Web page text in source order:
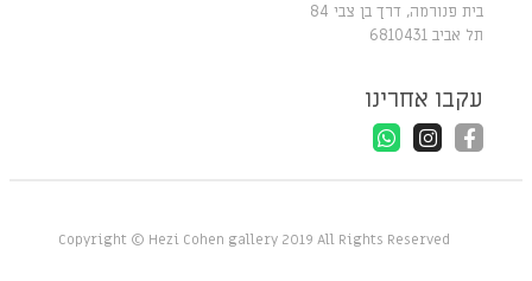
בית פנורמה, דרך בן צבי 84
תל אביב 6810431
עקבו אחרינו
Copyright © Hezi Cohen gallery 2019 All Rights Reserved